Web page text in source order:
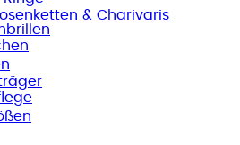
& Charivaris